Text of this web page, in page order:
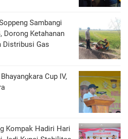
Sambangi
Dorong Ketahanan
Distribusi Gas
Cup IV,
Kompak Hadiri Hari